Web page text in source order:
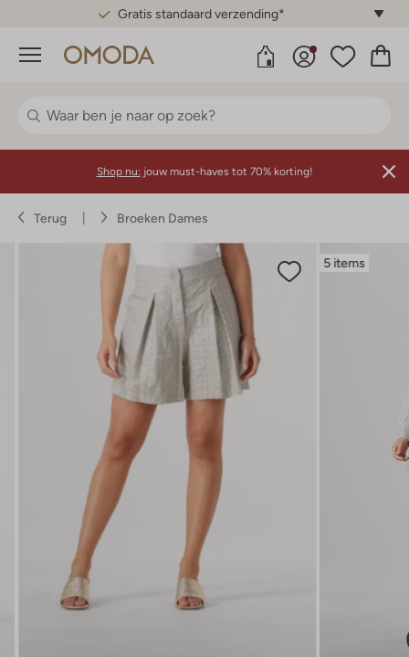
Gratis standaard verzending*
Menu
Shop nu: jouw must-haves tot 70% korting!
Terug Broeken Dames
5 items